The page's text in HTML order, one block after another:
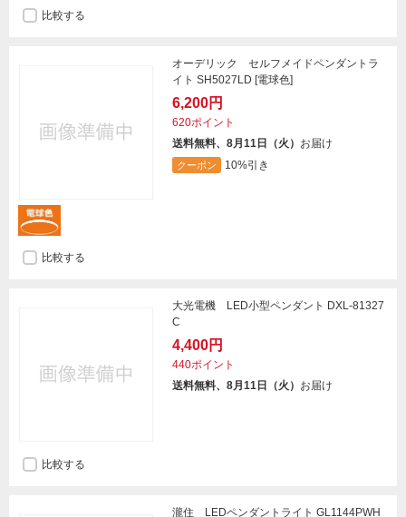
比較する
オーデリック セルフメイドペンダントラ
イト SH5027LD [電球色]
6,200円
620ポイント
送料無料、8月11日（火） お届け
クーポン 10%引き
比較する
大光電機 LED小型ペンダント DXL-81327
C
4,400円
440ポイント
送料無料、8月11日（火） お届け
比較する
瀧住 LEDペンダントライト GL1144PWH